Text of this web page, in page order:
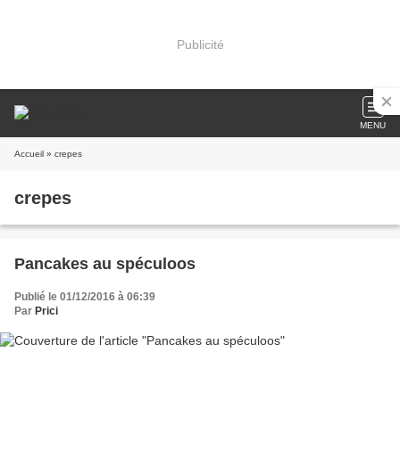
Publicité
MENU
Accueil » crepes
crepes
Pancakes au spéculoos
Publié le 01/12/2016 à 06:39
Par Prici